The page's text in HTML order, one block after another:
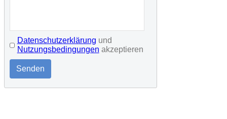
Datenschutzerklärung und
Nutzungsbedingungen akzeptieren
Senden